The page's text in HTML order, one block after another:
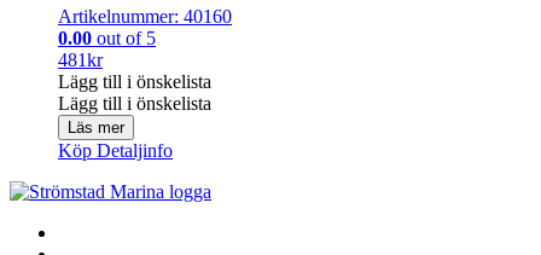
Artikelnummer: 40160
0.00 out of 5
481kr
Lägg till i önskelista
Lägg till i önskelista
Läs mer
Köp Detaljinfo